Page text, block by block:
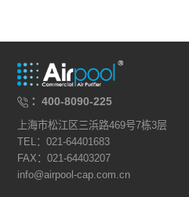
：400-8090-225
上海市松江区三浜路469号7栋3层
TEL：021-64401683
FAX：021-64403207
info@airpool-cap.com.cn